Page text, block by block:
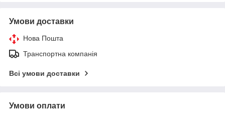
Умови доставки
Нова Пошта
Транспортна компанія
Всі умови доставки
Умови оплати